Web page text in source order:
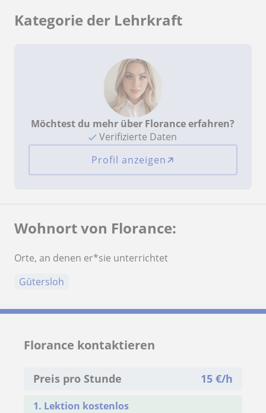
Kategorie der Lehrkraft
Möchtest du mehr über Florance erfahren?
Verifizierte Daten
Profil anzeigen
Wohnort von Florance:
Orte, an denen er*sie unterrichtet
Gütersloh
Florance kontaktieren
Preis pro Stunde 15€/h
1. Lektion kostenlos